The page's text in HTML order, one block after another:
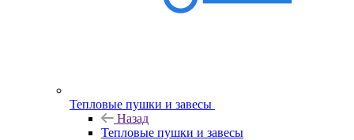
Тепловые пушки и завесы
Назад
Тепловые пушки и завесы